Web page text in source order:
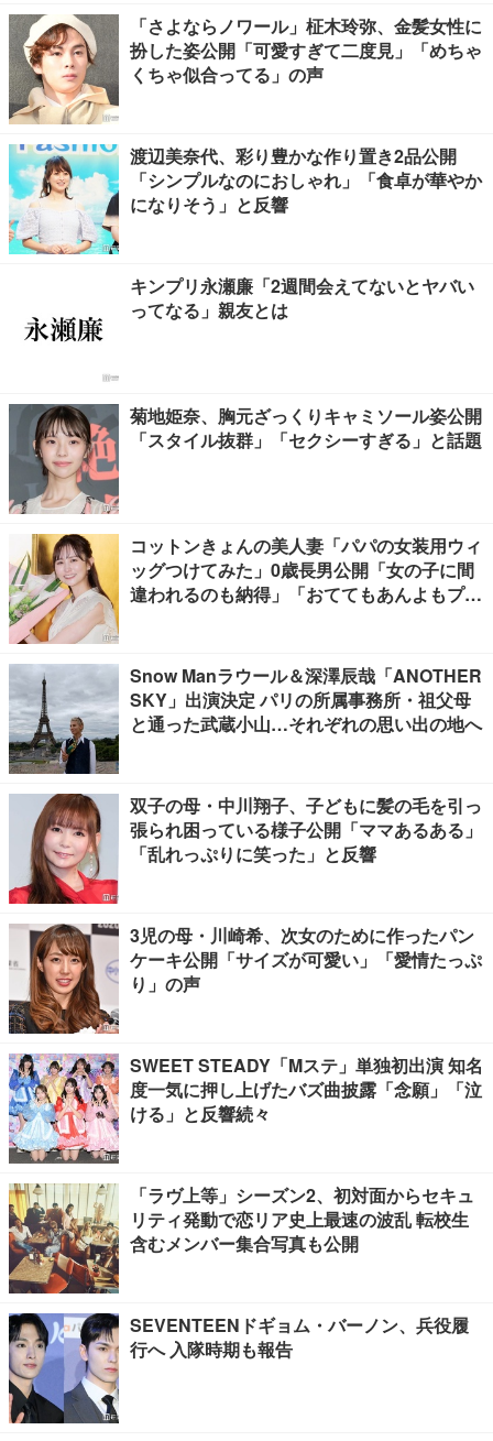
「さよならノワール」柾木玲弥、金髪女性に
扮した姿公開「可愛すぎて二度見」「めちゃ
くちゃ似合ってる」の声
渡辺美奈代、彩り豊かな作り置き2品公開
「シンプルなのにおしゃれ」「食卓が華やか
になりそう」と反響
キンプリ永瀬廉「2週間会えてないとヤバい
ってなる」親友とは
菊地姫奈、胸元ざっくりキャミソール姿公開
「スタイル抜群」「セクシーすぎる」と話題
コットンきょんの美人妻「パパの女装用ウィ
ッグつけてみた」0歳長男公開「女の子に間
違われるのも納得」「おててもあんよもプリ
Snow Manラウール＆深澤辰哉「ANOTHER
SKY」出演決定 パリの所属事務所・祖父母
と通った武蔵小山…それぞれの思い出の地へ
双子の母・中川翔子、子どもに髪の毛を引っ
張られ困っている様子公開「ママあるある」
「乱れっぷりに笑った」と反響
3児の母・川崎希、次女のために作ったパン
ケーキ公開「サイズが可愛い」「愛情たっぷ
り」の声
SWEET STEADY「Mステ」単独初出演 知名
度一気に押し上げたバズ曲披露「念願」「泣
ける」と反響続々
「ラヴ上等」シーズン2、初対面からセキュ
リティ発動で恋リア史上最速の波乱 転校生
含むメンバー集合写真も公開
SEVENTEENドギョム・バーノン、兵役履
行へ 入隊時期も報告